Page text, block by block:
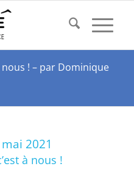
nous ! – par Dominique
2021
à nous !